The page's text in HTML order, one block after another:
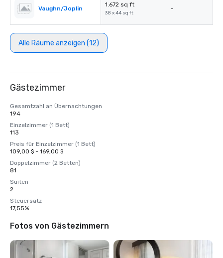
Vaughn/Joplin
1.672 sq ft
38 x 44 sq ft
-
Alle Räume anzeigen (12)
Gästezimmer
Gesamtzahl an Übernachtungen
194
Einzelzimmer (1 Bett)
113
Preis für Einzelzimmer (1 Bett)
109,00 $ - 169,00 $
Doppelzimmer (2 Betten)
81
Suiten
2
Steuersatz
17,55%
Fotos von Gästezimmern